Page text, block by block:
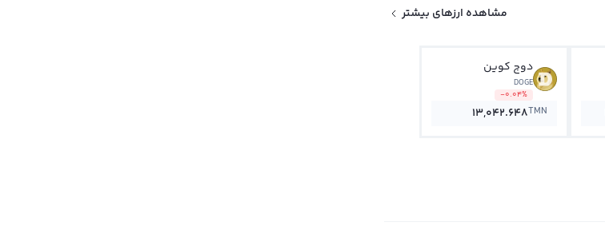
مشاهده ارزهای بیشتر
دوج کوین
DOGE
-0.04%
13,042.648TMN